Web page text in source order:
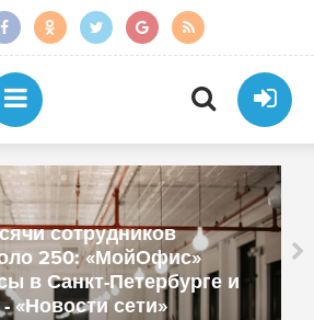
сотрудников
250: «МойОфис»
в Санкт-Петербурге и
«Новости сети»